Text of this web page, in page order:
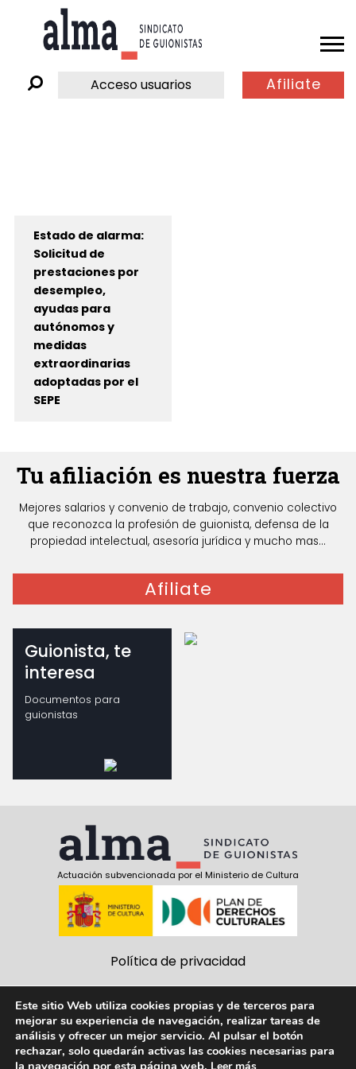
Acceso usuarios Afiliate
Estado de alarma:
Solicitud de
prestaciones por
desempleo,
ayudas para
autónomos y
medidas
extraordinarias
adoptadas por el
SEPE
Tu afiliación es nuestra fuerza
Mejores salarios y convenio de trabajo, convenio colectivo
que reconozca la profesión de guionista, defensa de la
propiedad intelectual, asesoría jurídica y mucho mas...
Afiliate
Guionista, te
interesa
Documentos para
guionistas
Actuación subvencionada por el Ministerio de Cultura
Política de privacidad
Aviso Legal
Este sitio Web utiliza cookies propias y de terceros para
mejorar su experiencia de navegación, realizar tareas de
análisis y ofrecer un mejor servicio. Al pulsar el botón
rechazar, solo quedarán activas las cookies necesarias para
la navegación por esta página web.